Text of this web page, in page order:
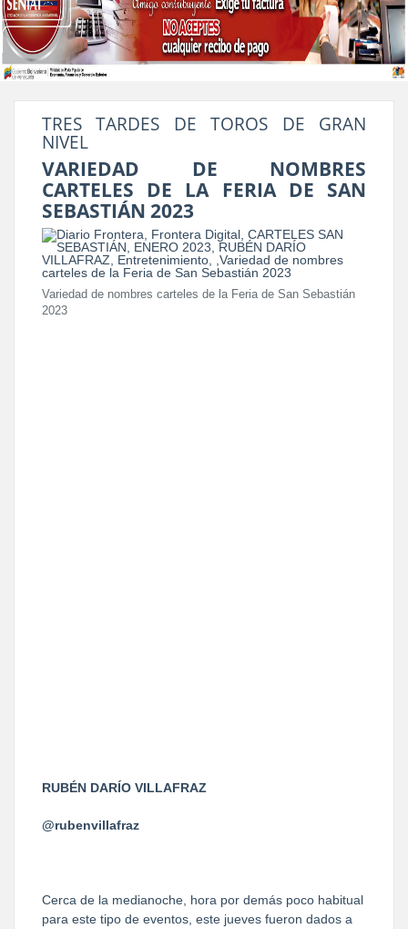
TRES TARDES DE TOROS DE GRAN
NIVEL
VARIEDAD DE NOMBRES
CARTELES DE LA FERIA DE SAN
SEBASTIÁN 2023
Variedad de nombres carteles de la Feria de San Sebastián
2023
RUBÉN DARÍO VILLAFRAZ
@rubenvillafraz
Cerca de la medianoche, hora por demás poco habitual
para este tipo de eventos, este jueves fueron dados a